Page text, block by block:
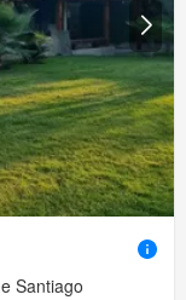
Santiago